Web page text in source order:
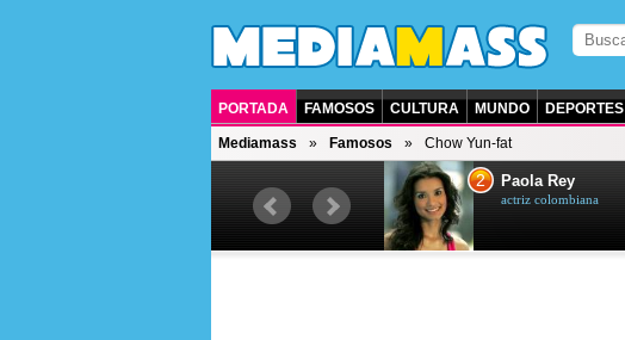
PORTADA FAMOSOS CULTURA MUNDO DEPORTES
Mediamass Famosos Chow Yun-fat
actor y presentador de televisión
2 Paola Rey
actriz colombiana